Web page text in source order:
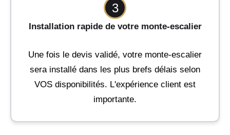
3
Installation rapide de votre monte-escalier
Une fois le devis validé, votre monte-escalier
sera installé dans les plus brefs délais selon
VOS disponibilités. L'expérience client est
importante.